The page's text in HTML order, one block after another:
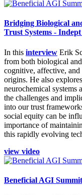
Bridging Biological
Trust Systems -
In this interview Erik
from both biological
cognitive, affective,
origins. He also
neurochemical systems
the challenges and
into our trust
social equity can be
importance of
this rapidly evolving
view video
Beneficial AGI